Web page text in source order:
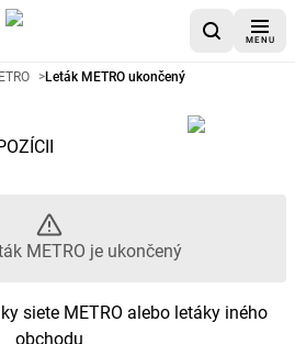
MENU
METRO -
>Leták METRO ukončený
METRO je ukončený
siete METRO alebo letáky iného
obchodu